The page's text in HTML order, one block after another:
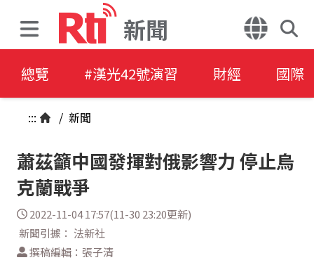
新聞
總覽 #漢光42號演習 財經 國際
::: / 新聞
蕭茲籲中國發揮對俄影響力 停止烏
克蘭戰爭
2022-11-04 17:57(11-30 23:20更新)
新聞引據： 法新社
撰稿編輯：張子清